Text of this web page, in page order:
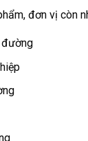
đơn vị còn
đường